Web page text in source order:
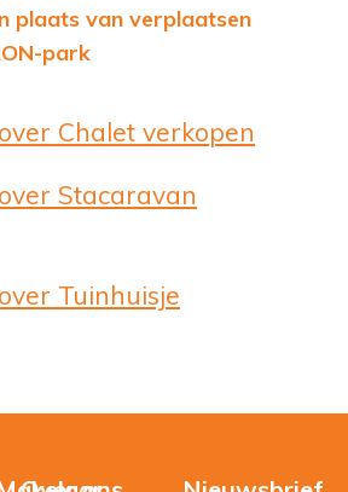
plaats van verplaatsen
park
Chalet verkopen
Stacaravan
Tuinhuisje